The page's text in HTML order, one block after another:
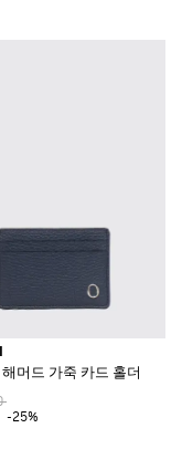
머드 가죽 카드 홀더
-25%